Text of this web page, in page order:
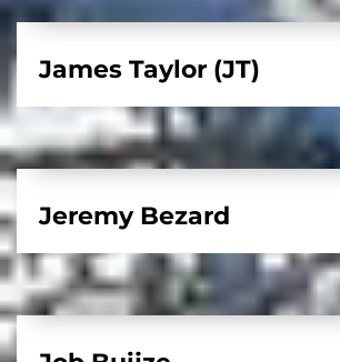
James Taylor (JT)
Jeremy Bezard